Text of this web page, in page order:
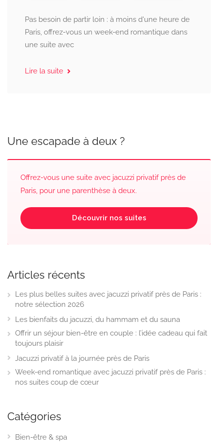
Pas besoin de partir loin : à moins d'une heure de
Paris, offrez-vous un week-end romantique dans
une suite avec
Lire la suite
Une escapade à deux ?
Offrez-vous une suite avec jacuzzi privatif près de
Paris, pour une parenthèse à deux.
Découvrir nos suites
Articles récents
Les plus belles suites avec jacuzzi privatif près de Paris :
notre sélection 2026
Les bienfaits du jacuzzi, du hammam et du sauna
Offrir un séjour bien-être en couple : l’idée cadeau qui fait
toujours plaisir
Jacuzzi privatif à la journée près de Paris
Week-end romantique avec jacuzzi privatif près de Paris :
nos suites coup de cœur
Catégories
Bien-être & spa